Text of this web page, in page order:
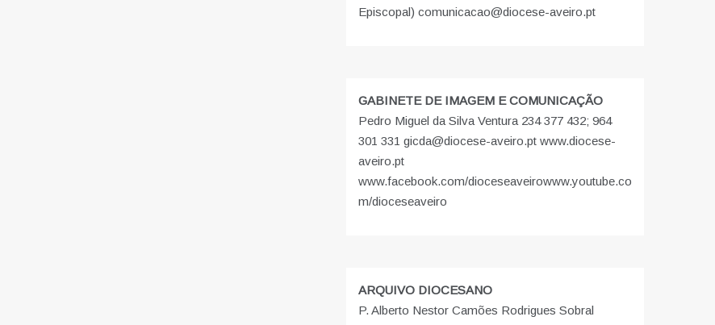
Episcopal) comunicacao@diocese-aveiro.pt
GABINETE DE IMAGEM E COMUNICAÇÃO
Pedro Miguel da Silva Ventura 234 377 432; 964
301 331 gicda@diocese-aveiro.pt www.diocese-
aveiro.pt
www.facebook.com/dioceseaveirowww.youtube.co
m/dioceseaveiro
ARQUIVO DIOCESANO
P. Alberto Nestor Camões Rodrigues Sobral